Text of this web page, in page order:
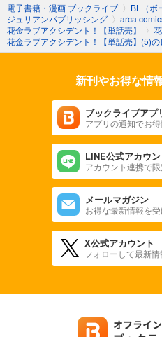
電子書籍・漫画 ブックライブ 〉 BL（ボ
ジュリアンパブリッシング 〉 arca
花金ラブアクシデント！【単話売】
〉
花金ラブアクシデント！【単話売】(5)の
新刊やお得な情
ブックライブアプ
アプリの通知でお
LINE公式アカウン
アカウント連携で
メールマガジン
お得な最新情報を受
X公式アカウント
フォローして最新情